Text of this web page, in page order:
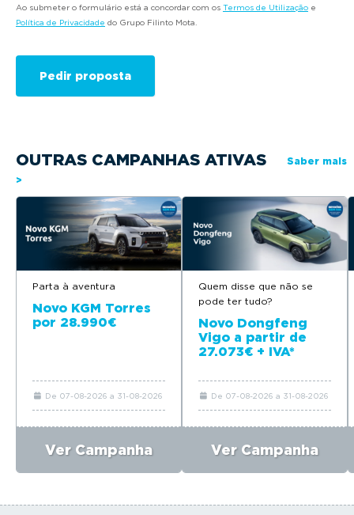
Ao submeter o formulário está a concordar com os Termos de Utilização e
Política de Privacidade do Grupo Filinto Mota.
OUTRAS CAMPANHAS ATIVAS
Saber mais
>
Parta à aventura
Novo KGM Torres
por 28.990€
De 07-08-2026 a 31-08-2026
Ver Campanha
Quem disse que não se
pode ter tudo?
Novo Dongfeng
Vigo a partir de
27.073€ + IVA*
De 07-08-2026 a 31-08-2026
Ver Campanha